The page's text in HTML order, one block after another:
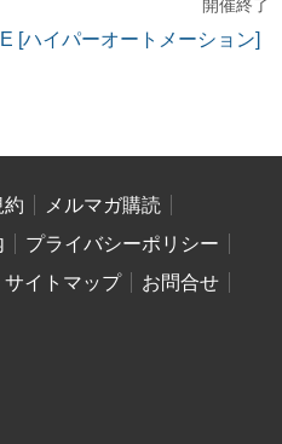
開催終了
[ハイパーオートメーション]
約
メルマガ購読
プライバシーポリシー
サイトマップ
お問合せ